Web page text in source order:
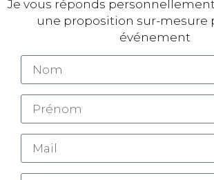
Je vous réponds
une proposition sur-mesure
événement